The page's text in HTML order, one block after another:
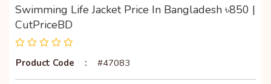
Swimming Life Jacket Price In Bangladesh ৳850 |
CutPriceBD
Product Code : #47083